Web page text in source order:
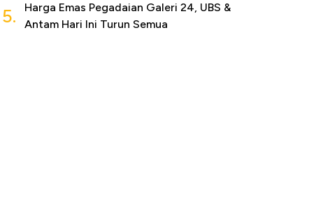
5.
Harga Emas Pegadaian Galeri 24, UBS &
Antam Hari Ini Turun Semua